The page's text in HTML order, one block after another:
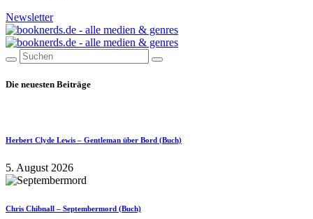
Newsletter
Die neuesten Beiträge
Herbert Clyde Lewis – Gentleman über Bord (Buch)
5. August 2026
Chris Chibnall – Septembermord (Buch)